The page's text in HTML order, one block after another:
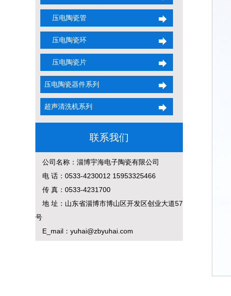
压电陶瓷管
压电陶瓷环
压电陶瓷片
压电陶瓷器件系列
超声清洗机系列
联系我们
公司名称：淄博宇海电子陶瓷有限公司
电 话：0533-4230012 15953325466
传 真：0533-4231700
地 址：山东省淄博市博山区开发区创业大道57
号
E_mail：yuhai@zbyuhai.com